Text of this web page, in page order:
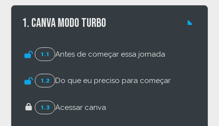
1. Canva modo turbo
1.1 Antes de começar essa jornada
1.2 Do que eu preciso para começar
1.3 Acessar canva